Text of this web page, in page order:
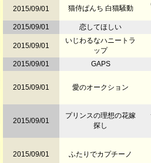
2015/09/01 猫侍ぱんち 白猫騒動
2015/09/01 恋してほしい
2015/09/01
いじわるなハニートラ
ップ
2015/09/01
GAPS
2015/09/01 愛のオークション
2015/09/01
プリンスの理想の花嫁
探し
2015/09/01 ふたりでカプチーノ